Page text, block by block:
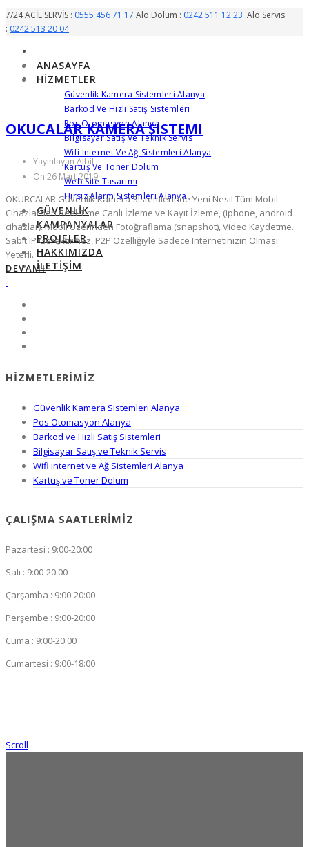
7/24 ACİL SERVİS : 0555 456 71 17 Alo Dolum : 0242 511 12 23 Alo Servis
: 0242 513 20 04
ANASAYFA
HIZMETLER
Güvenlik Kamera Sistemleri Alanya
Barkod Ve Hızlı Satış Sistemleri
Pos Otomasyon Alanya
Bilgisayar Satış Ve Teknik Servis
Wifi Internet Ve Ağ Sistemleri Alanya
Kartuş Ve Toner Dolum
Web Site Tasarımı
Hırsız Alarm Sistemleri Alanya
GÜVENLIK
KAMPANYALAR
PROJELER
HAKKIMIZDA
İLETIŞIM
OKUCALAR KAMERA SISTEMI
Yayınlayan Albil
On 26 Mart 2019
OKURCALAR Güvenlik Kamera Sistemlerinde Yeni Nesil Tüm Mobil
Cihazlardan Real-Time Canlı İzleme ve Kayıt İzleme, (iphone, android
cihazlar). Mobil Üzerinden Fotoğraflama (snapshot), Video Kaydetme.
Sabit IP Gerektirmez, P2P Özelliğiyle Sadece Internetinizin Olması
Yeterli.
DEVAMI
HIZMETLERIMIZ
Güvenlik Kamera Sistemleri Alanya
Pos Otomasyon Alanya
Barkod ve Hızlı Satış Sistemleri
Bilgisayar Satış ve Teknik Servis
Wifi internet ve Ağ Sistemleri Alanya
Kartuş ve Toner Dolum
ÇALIŞMA SAATLERIMIZ
Pazartesi : 9:00-20:00
Salı : 9:00-20:00
Çarşamba : 9:00-20:00
Perşembe : 9:00-20:00
Cuma : 9:00-20:00
Cumartesi : 9:00-18:00
Scroll